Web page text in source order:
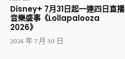
Disney+ 7月31日起一連四日直播
音樂盛事《Lollapalooza
2026》
2026 年 7 月 30 日